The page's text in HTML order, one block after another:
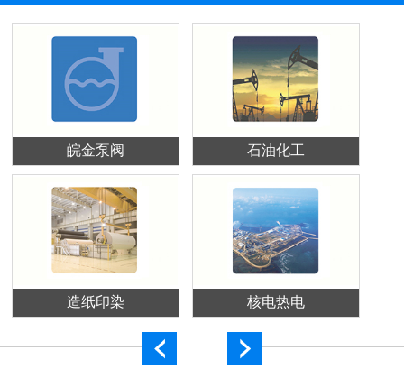
皖金泵阀 石油化工
造纸印染 核电热电